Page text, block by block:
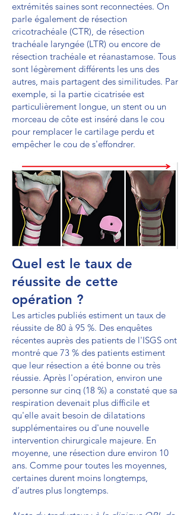
extrémités saines sont reconnectées. On
parle également de résection
cricotrachéale (CTR), de résection
trachéale laryngée (LTR) ou encore de
résection trachéale et réanastamose. Tous
sont légèrement différents les uns des
autres, mais partagent des similitudes. Par
exemple, si la partie cicatrisée est
particulièrement longue, un stent ou un
morceau de côte est inséré dans le cou
pour remplacer le cartilage perdu et
empêcher le cou de s'effondrer.
Quel est le taux de
réussite de cette
opération ?
Les articles publiés estiment un taux de
réussite de 80 à 95 %. Des enquêtes
récentes auprès des patients de l'ISGS ont
montré que 73 % des patients estiment
que leur résection a été bonne ou très
réussie. Après l'opération, environ une
personne sur cinq (18 %) a constaté que sa
respiration devenait plus difficile et
qu'elle avait besoin de dilatations
supplémentaires ou d'une nouvelle
intervention chirurgicale majeure. En
moyenne, une résection dure environ 10
ans. Comme pour toutes les moyennes,
certaines durent moins longtemps,
d’autres plus longtemps.